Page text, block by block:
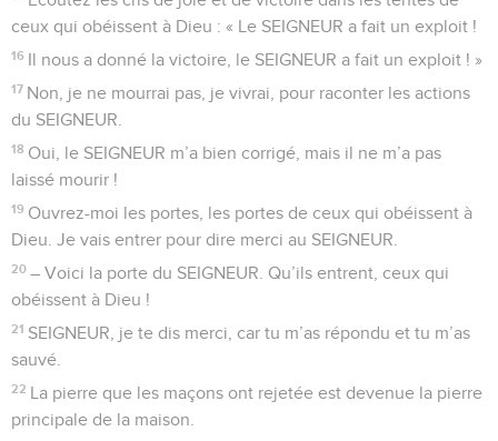
ceux qui obéissent à Dieu : « Le SEIGNEUR a fait un exploit !
16 Il nous a donné la victoire, le SEIGNEUR a fait un exploit ! »
17 Non, je ne mourrai pas, je vivrai, pour raconter les actions
du SEIGNEUR.
18 Oui, le SEIGNEUR m’a bien corrigé, mais il ne m’a pas
laissé mourir !
19 Ouvrez-moi les portes, les portes de ceux qui obéissent à
Dieu. Je vais entrer pour dire merci au SEIGNEUR.
20 – Voici la porte du SEIGNEUR. Qu’ils entrent, ceux qui
obéissent à Dieu !
21 SEIGNEUR, je te dis merci, car tu m’as répondu et tu m’as
sauvé.
22 La pierre que les maçons ont rejetée est devenue la pierre
principale de la maison.